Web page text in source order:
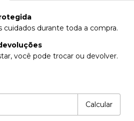
cuidados durante toda a compra.
você pode trocar ou devolver.
Calcular